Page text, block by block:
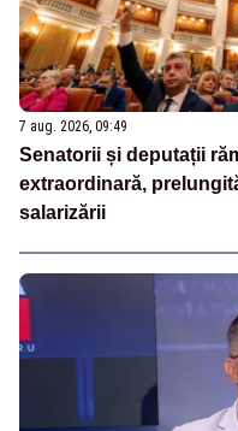
7 aug. 2026, 09:49
Senatorii și deputații
extraordinară,
salarizării